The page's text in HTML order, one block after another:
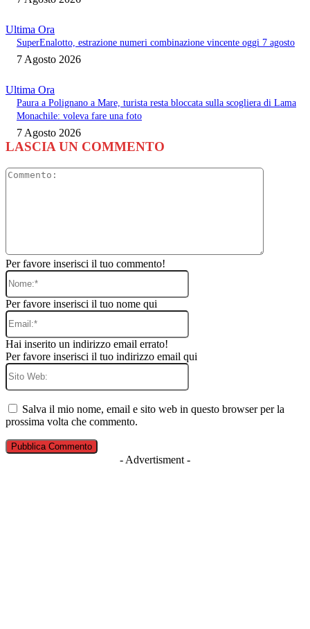
Ultima Ora
SuperEnalotto, estrazione numeri combinazione vincente oggi 7 agosto
7 Agosto 2026
Ultima Ora
Paura a Polignano a Mare, turista resta bloccata sulla scogliera di Lama
Monachile: voleva fare una foto
7 Agosto 2026
LASCIA UN COMMENTO
Per favore inserisci il tuo commento!
Nome:*
Per favore inserisci il tuo nome qui
Email:*
Hai inserito un indirizzo email errato!
Per favore inserisci il tuo indirizzo email qui
Sito
Salva il mio nome, email e sito web in questo browser per la
prossima volta che commento.
- Advertisment -